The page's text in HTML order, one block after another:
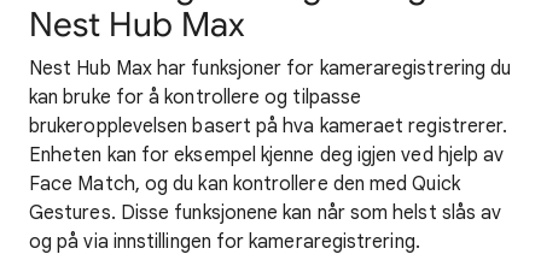
Nest Hub Max
Nest Hub Max har funksjoner for kameraregistrering du
kan bruke for å kontrollere og tilpasse
brukeropplevelsen basert på hva kameraet registrerer.
Enheten kan for eksempel kjenne deg igjen ved hjelp av
Face Match, og du kan kontrollere den med Quick
Gestures. Disse funksjonene kan når som helst slås av
og på via innstillingen for kameraregistrering.